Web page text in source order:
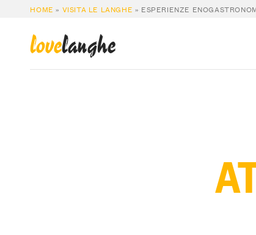
HOME » VISITA LE LANGHE » ESPERIENZE
lovelanghe